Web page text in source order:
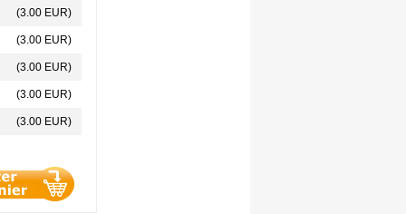
(3.00 EUR)
(3.00 EUR)
(3.00 EUR)
(3.00 EUR)
(3.00 EUR)